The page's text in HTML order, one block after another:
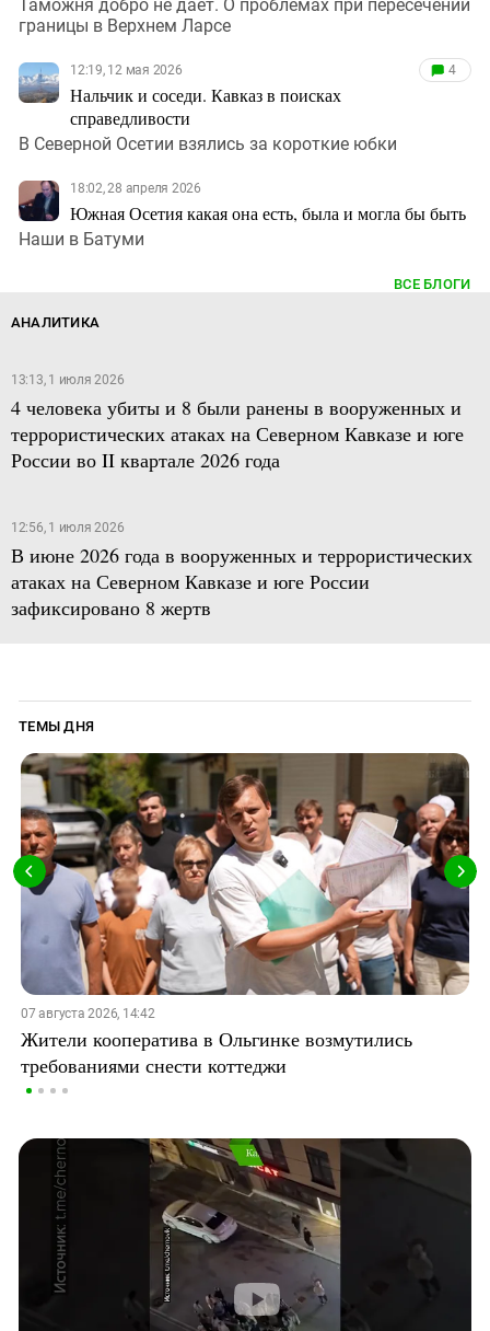
Таможня добро не дает. О проблемах при пересечении
границы в Верхнем Ларсе
12:19, 12 мая 2026
Нальчик и соседи. Кавказ в поисках
справедливости
4
В Северной Осетии взялись за короткие юбки
18:02, 28 апреля 2026
Южная Осетия какая она есть, была и могла бы быть
Наши в Батуми
ВСЕ БЛОГИ
АНАЛИТИКА
13:13, 1 июля 2026
4 человека убиты и 8 были ранены в вооруженных и
террористических атаках на Северном Кавказе и юге
России во II квартале 2026 года
12:56, 1 июля 2026
В июне 2026 года в вооруженных и террористических
атаках на Северном Кавказе и юге России
зафиксировано 8 жертв
ТЕМЫ ДНЯ
07 августа 2026, 14:42
Жители кооператива в Ольгинке возмутились
требованиями снести коттеджи